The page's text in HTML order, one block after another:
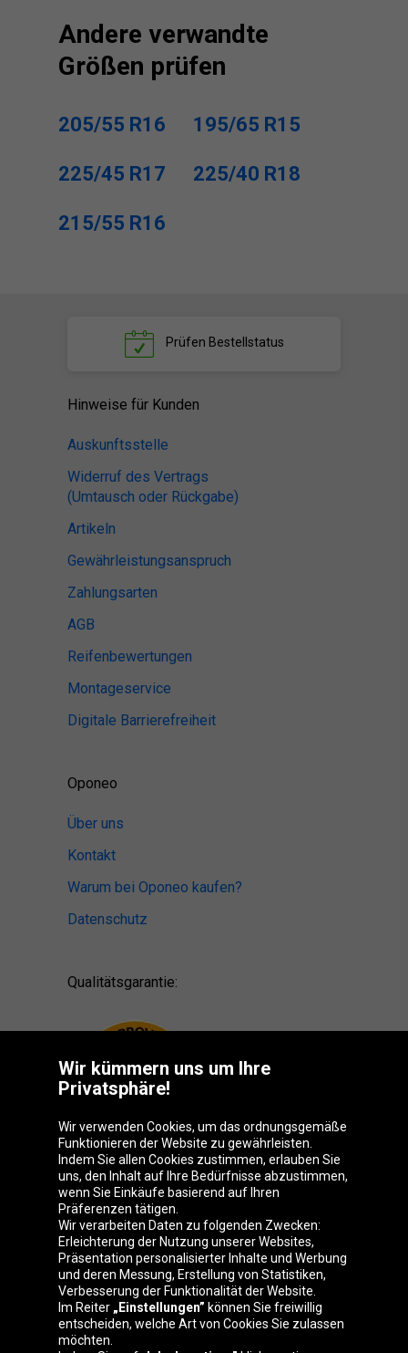
Andere verwandte
Größen prüfen
205/55 R16 195/65 R15
225/45 R17 225/40 R18
215/55 R16
Prüfen Bestellstatus
Hinweise für Kunden
Auskunftsstelle
Widerruf des Vertrags
(Umtausch oder Rückgabe)
Artikeln
Gewährleistungsanspruch
Zahlungsarten
AGB
Reifenbewertungen
Montageservice
Digitale Barrierefreiheit
Oponeo
Über uns
Kontakt
Warum bei Oponeo kaufen?
Datenschutz
Qualitätsgarantie:
Oponeo-Gruppe
Belgique
Česká
republika
Deutschland Éire
Wir kümmern uns um Ihre
Privatsphäre!
Wir verwenden Cookies, um das ordnungsgemäße
Funktionieren der Website zu gewährleisten.
Indem Sie allen Cookies zustimmen, erlauben Sie
uns, den Inhalt auf Ihre Bedürfnisse abzustimmen,
wenn Sie Einkäufe basierend auf Ihren
Präferenzen tätigen.
Wir verarbeiten Daten zu folgenden Zwecken:
Erleichterung der Nutzung unserer Websites,
Präsentation personalisierter Inhalte und Werbung
und deren Messung, Erstellung von Statistiken,
Verbesserung der Funktionalität der Website.
Im Reiter „Einstellungen” können Sie freiwillig
entscheiden, welche Art von Cookies Sie zulassen
möchten.